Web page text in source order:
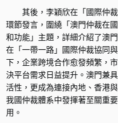
其後，李穎欣在「國際仲裁
環節發言，圍繞「澳門仲裁在
和功能」主題，詳細介紹了澳
在「一帶一路」國際仲裁協同
下，企業跨境合作愈發頻繁，
決平台需求日益提升。澳門兼
活性，更成為連接內地、香港
我國仲裁體系中發揮著至關重
用。